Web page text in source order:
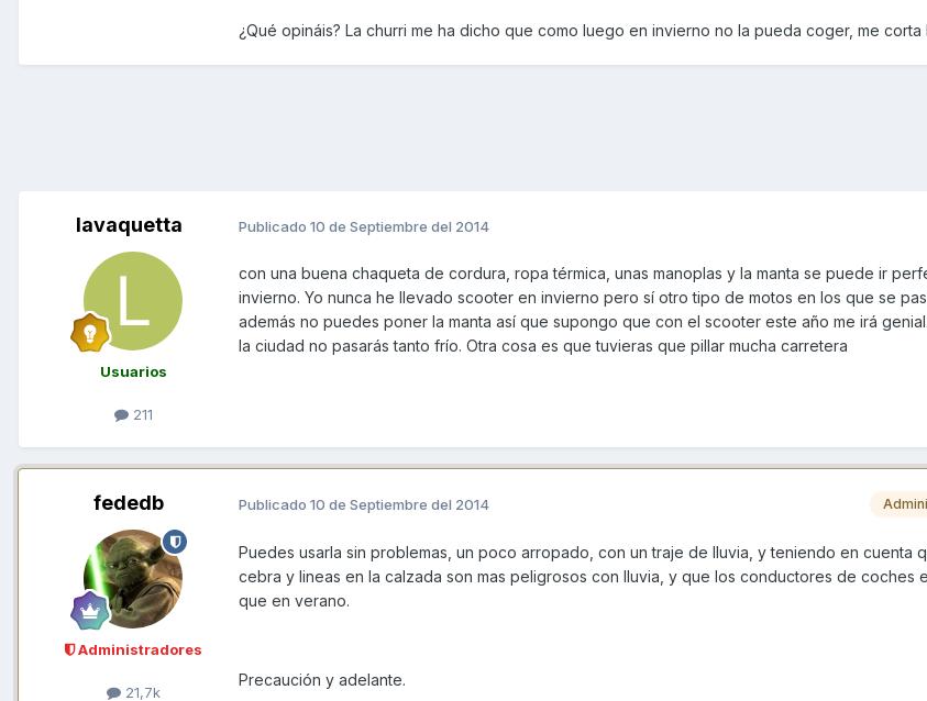
¿Qué opináis? La churri me ha dicho que como luego en invierno no la pueda coger, me corta
lavaquetta
Usuarios
211
Publicado 10 de Septiembre del 2014
con una buena chaqueta de cordura, ropa térmica, unas manoplas y la manta se puede ir
invierno. Yo nunca he llevado scooter en invierno pero sí otro tipo de motos en los que se
además no puedes poner la manta así que supongo que con el scooter este año me irá
la ciudad no pasarás tanto frío. Otra cosa es que tuvieras que pillar mucha carretera
fededb
Administradores
21,7k
Publicado 10 de Septiembre del 2014
Puedes usarla sin problemas, un poco arropado, con un traje de lluvia, y teniendo en cuenta
cebra y lineas en la calzada son mas peligrosos con lluvia, y que los conductores de coches
que en verano.
Precaución y adelante.